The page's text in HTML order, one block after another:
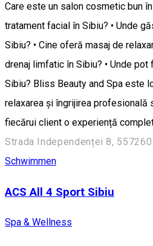
Care este un salon cosmetic bun
tratament facial în Sibiu? • Unde
Sibiu? • Cine oferă masaj de
drenaj limfatic în Sibiu? • Unde
Sibiu? Bliss Beauty and Spa este
relaxarea și îngrijirea profesională
fiecărui client o experiență
Strada Independenței 8,
Schwimmen
ACS All 4 Sport Sibiu
Spa & Wellness